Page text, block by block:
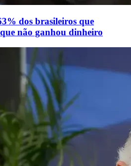
dos brasileiros que
não ganhou dinheiro